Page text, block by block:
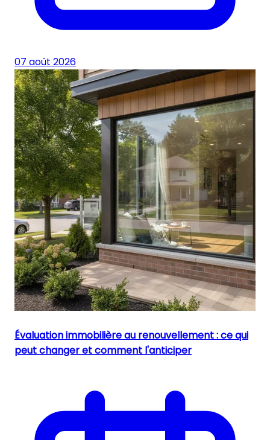
07 août 2026
Évaluation immobilière au renouvellement : ce qui
peut changer et comment l'anticiper